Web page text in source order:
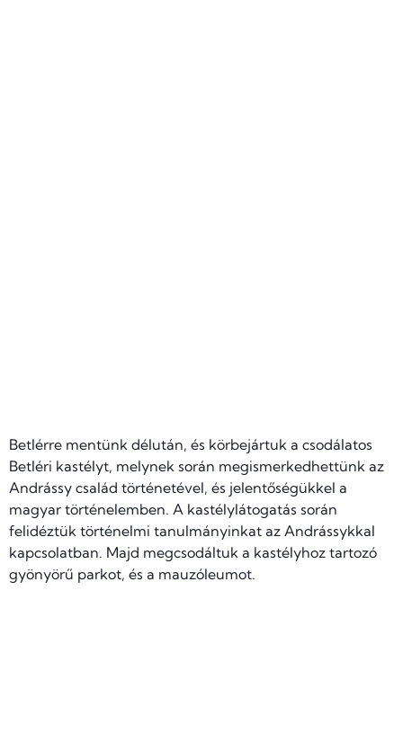
Betlérre mentünk délután, és körbejártuk a csodálatos
Betléri kastélyt, melynek során megismerkedhettünk az
Andrássy család történetével, és jelentőségükkel a
magyar történelemben. A kastélylátogatás során
felidéztük történelmi tanulmányinkat az Andrássykkal
kapcsolatban. Majd megcsodáltuk a kastélyhoz tartozó
gyönyörű parkot, és a mauzóleumot.